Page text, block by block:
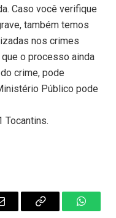
Caso você verifique
também temos
nos crimes
o processo ainda
crime, pode
Público pode
Tocantins.
Copy